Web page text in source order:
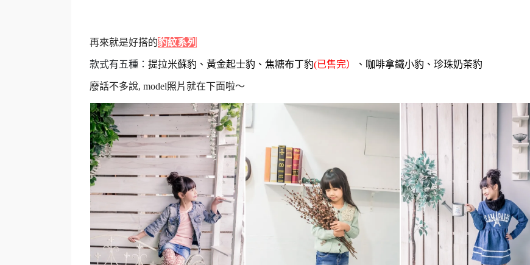
再來就是好搭的豹紋系列
款式有五種： 提拉米蘇豹 、 黃金起士豹 、焦糖布丁豹(已售完） 、 咖啡拿鐵小豹 、 珍珠奶茶豹
廢話不多說, model照片就在下面啦～